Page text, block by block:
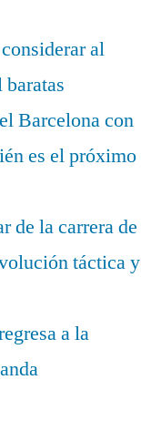
al
Barcelona con
es el próximo
de la carrera de
táctica y
a la